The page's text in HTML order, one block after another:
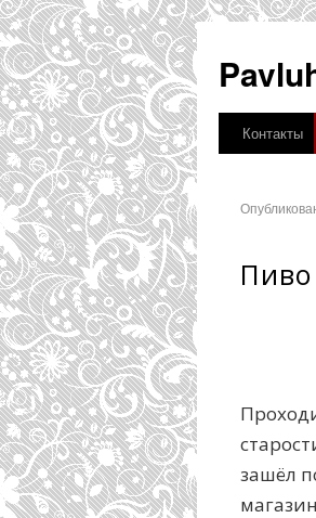
Контакты
зашёл